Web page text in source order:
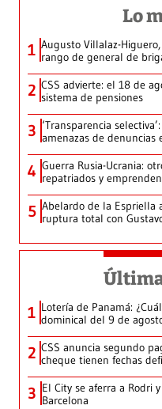
Lo
1 Augusto Villalaz-
rango de general de
2 CSS advierte: el 18 de
sistema de pensiones
3 ‘Transparencia
amenazas de denuncias
4 Guerra Rusia-Ucrania:
repatriados y
5 Abelardo de la Espriella
ruptura total con
1 Lotería de Panamá:
dominical del 9 de
2 CSS anuncia segundo
cheque tienen fechas
3 El City se aferra a Rodri
Barcelona